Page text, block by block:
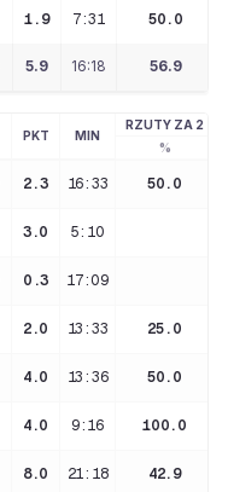
1.9 7:31 50.0
5.9 16:18 56.9
PKT MIN
RZUTY ZA 2
%
2.3 16:33 50.0
3.0 5:10
0.3 17:09
2.0 13:33 25.0
4.0 13:36 50.0
4.0 9:16 100.0
8.0 21:18 42.9